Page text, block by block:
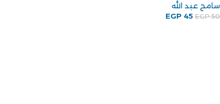
سامح عبد الله
EGP50
EGP 45